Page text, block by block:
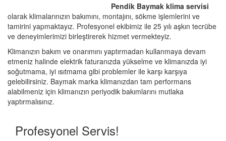
Pendik Baymak klima servisi
olarak klimalarınızın bakımını, montajını, sökme işlemlerini ve
tamirini yapmaktayız. Profesyonel ekibimiz ile 25 yılı aşkın tecrübe
ve deneyimlerimizi birleştirerek hizmet vermekteyiz.
Klimanızın bakım ve onarımını yaptırmadan kullanmaya devam
etmeniz halinde elektrik faturanızda yükselme ve klimanızda iyi
soğutmama, iyi ısıtmama gibi problemler ile karşı karşıya
gelebilirsiniz. Baymak marka klimanızdan tam performans
alabilmeniz için klimanızın periyodik bakımlarını mutlaka
yaptırmalısınız.
Profesyonel Servis!